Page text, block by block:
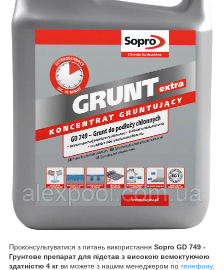
Проконсультуватися з питань використання Sopro GD 749 -
Грунтове препарат для підстав з високою всмоктуючою
здатністю 4 кг ви можете з нашим менеджером по телефону.